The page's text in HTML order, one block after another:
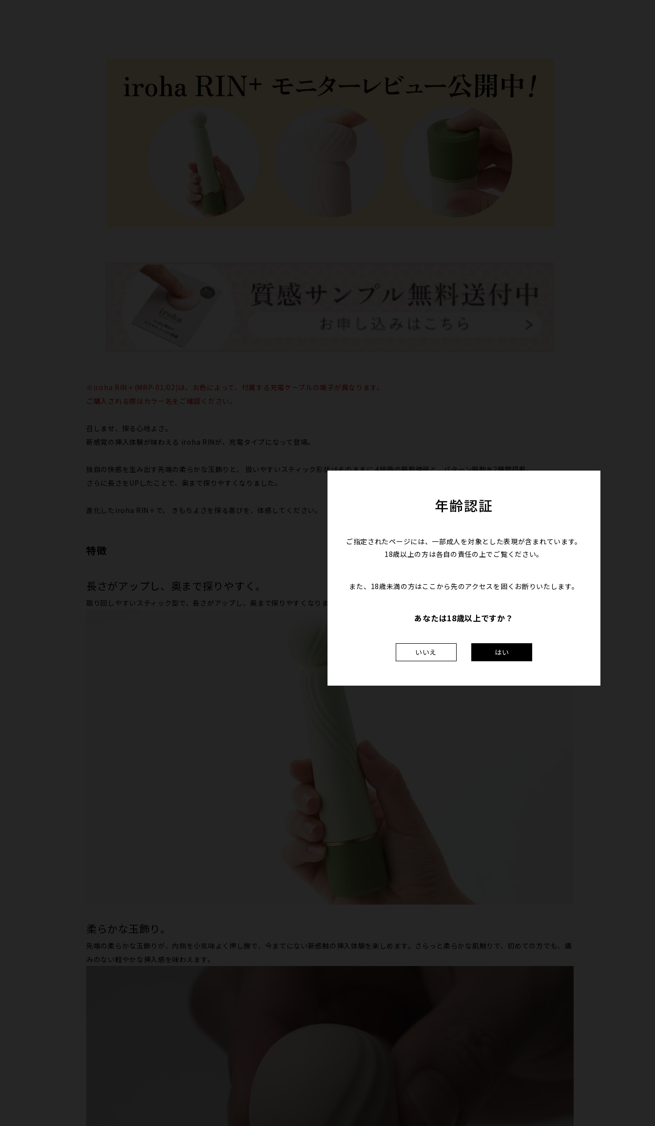
※iroha RIN＋(MRP-01/02)は、お色によって、付属する充電ケーブルの端子が異なります。
ご購入される際はカラー名をご確認ください。
召しませ、探る心地よさ。
新感覚の挿入体験が味わえる iroha RINが、充電タイプになって登場。
独自の快感を生み出す先端の柔らかな玉飾りと、 扱いやすいスティック形状はそのままに 4段階の振動強弱と、パターン振動を2種類搭載。
さらに長さをUPしたことで、奥まで探りやすくなりました。
進化したiroha RIN＋で、 きもちよさを探る喜びを、体感してください。
特徴
長さがアップし、奥まで探りやすく。
取り回しやすいスティック型で、長さがアップし、奥まで探りやすくなりました。
柔らかな玉飾り。
先端の柔らかな玉飾りが、内側を小気味よく押し撫で、今までにない新感触の挿入体験を楽しめます。さらっと柔らかな肌触りで、初めての方でも、痛
みのない軽やかな挿入感を味わえます。
年齢認証
ご指定されたページには、 一部成人を対象とした表現が含まれています。
18歳以上の方は各自の責任の上で ご覧ください。
また、18歳未満の方はここから先のアクセスを固くお断りいたします。
あなたは18歳以上ですか？
いいえ はい